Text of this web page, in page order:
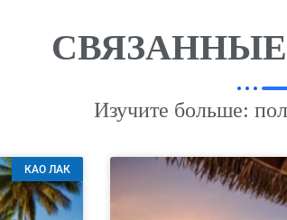
Изучите больше:
КАО ЛАК